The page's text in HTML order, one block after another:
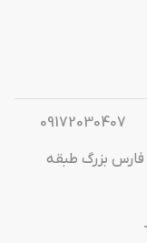
09172030407
فارس بزرگ طبقه